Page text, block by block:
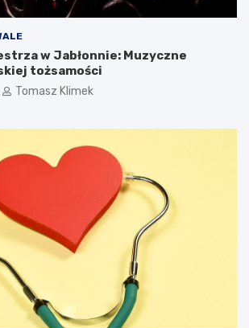
w Jabłonnie: Muzyczne
tożsamości
Tomasz Klimek